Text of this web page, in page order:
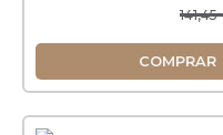
141,45
COMPRAR